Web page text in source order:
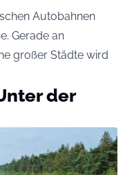
Autobahnen
Gerade an
großer Städte wird
der